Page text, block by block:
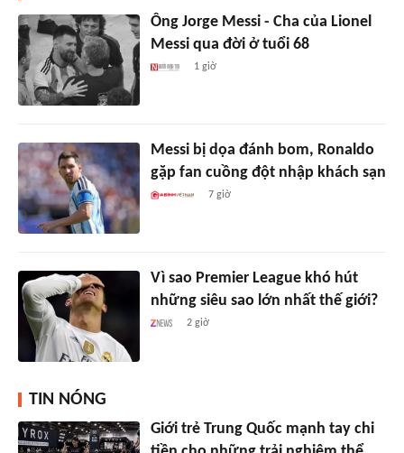
Ông Jorge Messi - Cha của Lionel
Messi qua đời ở tuổi 68
1 giờ
Messi bị dọa đánh bom, Ronaldo
gặp fan cuồng đột nhập khách sạn
7 giờ
Vì sao Premier League khó hút
những siêu sao lớn nhất thế giới?
2 giờ
TIN NÓNG
Giới trẻ Trung Quốc mạnh tay chi